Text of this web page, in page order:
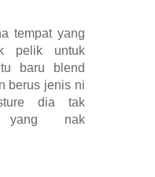
tempat yang
pelik untuk
baru blend
berus jenis ni
dia tak
yang nak